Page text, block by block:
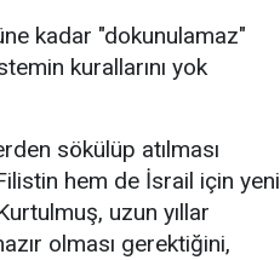
kadar "dokunulamaz"
kurallarını yok
sökülüp atılması
hem de İsrail için yeni
uzun yıllar
olması gerektiğini,